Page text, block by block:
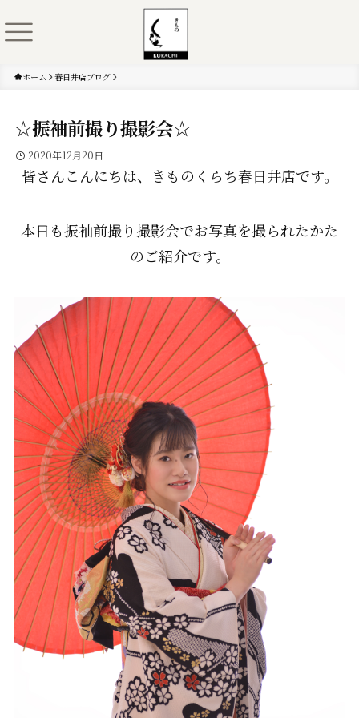
ホーム 春日井店ブログ
☆振袖前撮り撮影会☆
2020年12月20日
皆さんこんにちは、きものくらち春日井店です。
本日も振袖前撮り撮影会でお写真を撮られたかた
のご紹介です。